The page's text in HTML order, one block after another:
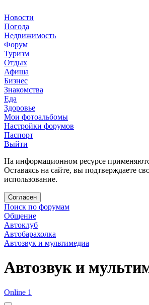
Новости
Погода
Недвижимость
Форум
Туризм
Отдых
Афиша
Бизнес
Знакомства
Еда
Здоровье
Мои фотоальбомы
Настройки форумов
Паспорт
Выйти
На информационном ресурсе
Оставаясь на сайте, вы подтверждаете
использование.
Согласен
Поиск по форумам
Общение
Автоклуб
Автобарахолка
Автозвук и мультимедиа
Автозвук и
Online 1